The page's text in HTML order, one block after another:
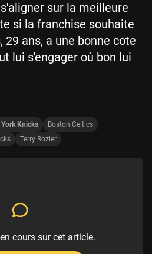
sur la meilleure
si la franchise souhaite
29 ans, a une bonne cote
lui s'engager où bon lui
York Knicks
Boston Celtics
Terry Rozier
cours sur cet article.